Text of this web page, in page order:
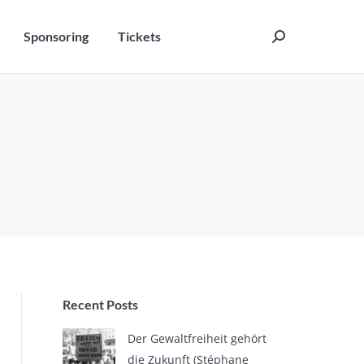
Sponsoring Tickets Search:
Recent Posts
Der Gewaltfreiheit gehört
die Zukunft (Stéphane
Sponsoring Tickets Search: